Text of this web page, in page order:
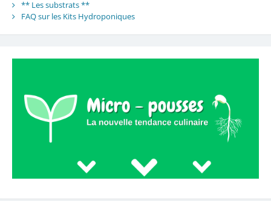
** Les substrats **
FAQ sur les Kits Hydroponiques